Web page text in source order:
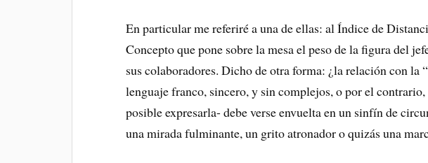
En particular me referiré a una de ellas: al Índice de
Concepto que pone sobre la mesa el peso de la figura del
sus colaboradores. Dicho de otra forma: ¿la relación con la
lenguaje franco, sincero, y sin complejos, o por el
posible expresarla- debe verse envuelta en un sinfín de
una mirada fulminante, un grito atronador o quizás una